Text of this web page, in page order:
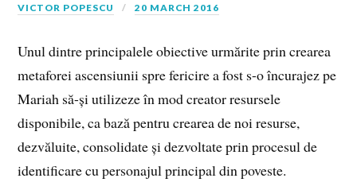
VICTOR POPESCU 20 MARCH 2016
Unul dintre principalele obiective urmărite prin crearea
metaforei ascensiunii spre fericire a fost s-o încurajez pe
Mariah să-și utilizeze în mod creator resursele
disponibile, ca bază pentru crearea de noi resurse,
dezvăluite, consolidate și dezvoltate prin procesul de
identificare cu personajul principal din poveste.